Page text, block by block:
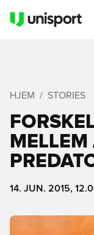
HJEM STORIES
14. JUN. 2015,